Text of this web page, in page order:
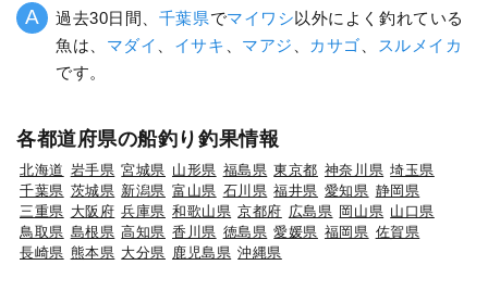
過去30日間、 千葉県でマイワシ以外によく釣れている
魚は、 マダイ イサキ マアジ カサゴ
スルメイカ
です。
各都道府県の船釣り釣果情報
北海道 岩手県 宮城県 山形県 福島県 東京都 神奈川県 埼玉県
千葉県 茨城県 新潟県 富山県 石川県 福井県 愛知県 静岡県
三重県 大阪府 兵庫県 和歌山県 京都府 広島県 岡山県 山口県
鳥取県 島根県 高知県 香川県 徳島県 愛媛県 福岡県 佐賀県
長崎県 熊本県 大分県 鹿児島県 沖縄県